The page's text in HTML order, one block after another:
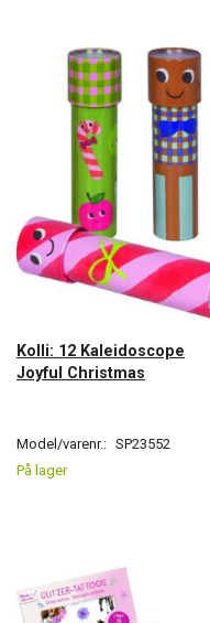
Kolli: 12 Kaleidoscope
Joyful Christmas
Model/varenr.: SP23552
På lager